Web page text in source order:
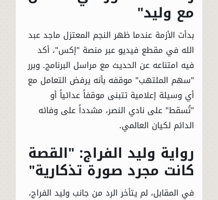
مع وليد"
بدأت الأزمة عندما ظهر النجم المعتزل ماجد عبد
الله في مقطع فيديو عبر منصة "إكس"، أكد
فيه امتناعه عن الحديث مع مراسل البرنامج. وبرر
"سهم الملتهب" موقفه بأنه يرفض التعامل مع
أي وسيلة إعلامية تتبنى موقفاً عدائياً أو
"تُسقط" على نادي النصر، مشدداً على وفائه
الدائم لكيان العالمي.
رواية وليد الفراج: "القصة
كانت مجرد صورة تذكارية"
في المقابل، لم يتأخر الرد من جانب وليد الفراج،